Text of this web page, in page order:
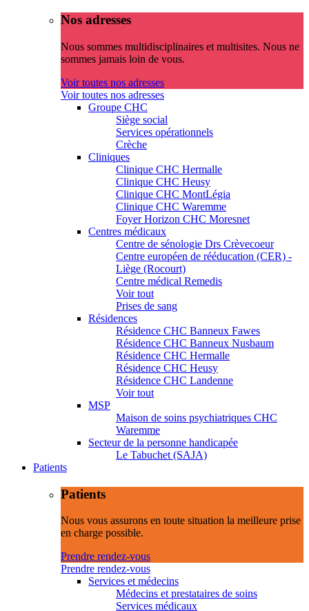
Nos adresses
Nous sommes multidisciplinaires et multisites. Nous ne
sommes jamais loin de vous.
Voir toutes nos adresses
Voir toutes nos adresses
Groupe CHC
Siège social
Services opérationnels
Crèche
Cliniques
Clinique CHC Hermalle
Clinique CHC Heusy
Clinique CHC MontLégia
Clinique CHC Waremme
Foyer Horizon CHC Moresnet
Centres médicaux
Centre de sénologie Drs Crèvecoeur
Centre européen de rééducation (CER) -
Liège (Rocourt)
Centre médical Remedis
Voir tout
Prises de sang
Résidences
Résidence CHC Banneux Fawes
Résidence CHC Banneux Nusbaum
Résidence CHC Hermalle
Résidence CHC Heusy
Résidence CHC Landenne
Voir tout
MSP
Maison de soins psychiatriques CHC
Waremme
Secteur de la personne handicapée
Le Tabuchet (SAJA)
Patients
Patients
Nous vous assurons en toute situation la meilleure prise
en charge possible.
Prendre rendez-vous
Prendre rendez-vous
Services et médecins
Médecins et prestataires de soins
Services médicaux